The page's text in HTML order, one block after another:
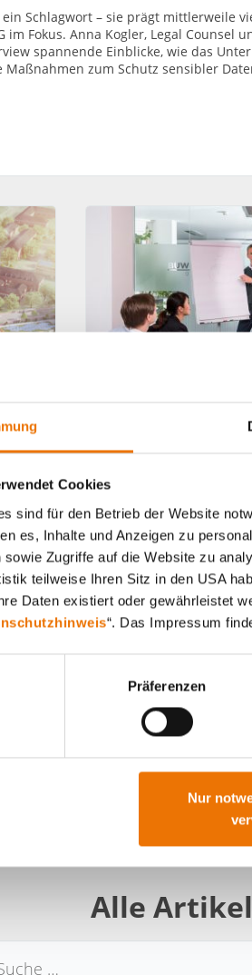
Cookies
sind für den Betrieb der Website
es, Inhalte und Anzeigen zu
sowie Zugriffe auf die Website zu
teilweise Ihren Sitz in den USA
Daten existiert oder gewährleistet
“. Das Impressum
Präferenzen
Nur
Schlagwort – sie prägt mittlerweile
Fokus. Anna Kogler, Legal Counsel
spannende Einblicke, wie das
zum Schutz sensibler
n in der
12. 02. 2015 von
Die Mitarbeiter –
Wissen, Know-How,
Kompetenzen –
und zu pflegen.
WEITERLESEN
Alle